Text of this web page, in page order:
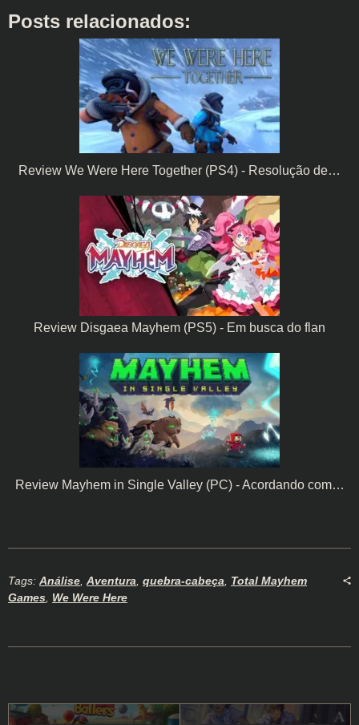
Posts relacionados:
Review We Were Here Together (PS4) - Resolução de…
Review Disgaea Mayhem (PS5) - Em busca do flan
Review Mayhem in Single Valley (PC) - Acordando com…
Tags: Análise Aventura quebra-cabeça
Total Mayhem
Games We Were Here